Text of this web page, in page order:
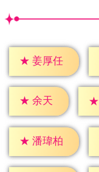
★ 姜厚任
★ 余天 ★
★ 潘瑋柏